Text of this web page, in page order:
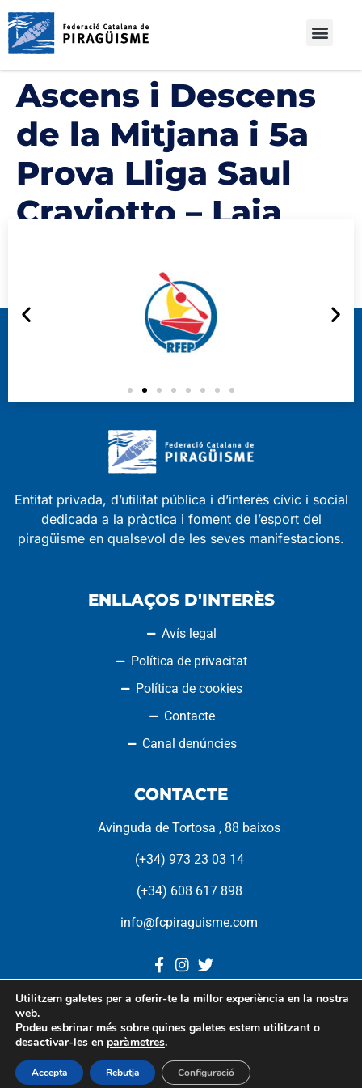
Ascens i Descens
de la Mitjana i 5a
Prova Lliga Saul
Craviotto – Laia
Entitat privada, d’utilitat pública i d’interès cívic i social
dedicada a la pràctica i foment de l’esport del
piragüisme en qualsevol de les seves manifestacions.
ENLLAÇOS D'INTERÈS
Avís legal
Política de privacitat
Política de cookies
Contacte
Canal denúncies
CONTACTE
Avinguda de Tortosa , 88 baixos
(+34) 973 23 03 14
(+34) 608 617 898
info@fcpiraguisme.com
Federació Catalana de
Piragüisme © 2022. Tots
els drets reservats.
Utilitzem galetes per a oferir-te la millor experiència en la nostra
web.
Podeu esbrinar més sobre quines galetes estem utilitzant o
desactivar-les en paràmetres.
Accepta Rebutja Configuració